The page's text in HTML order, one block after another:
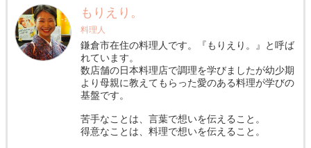
もりえり。
料理人
鎌倉市在住の料理人です。『もりえり。』と呼ば
れています。
数店舗の日本料理店で調理を学びましたが幼少期
より母親に教えてもらった愛のある料理が学びの
基盤です。
苦手なことは、言葉で想いを伝えること。
得意なことは、料理で想いを伝えること。